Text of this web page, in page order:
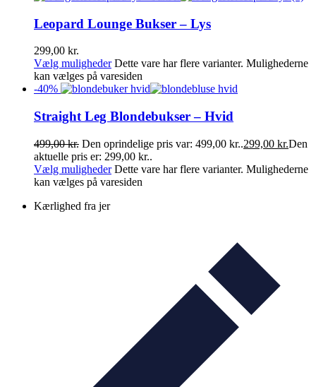
Leopard Lounge Bukser – Lys
299,00 kr.
Vælg muligheder Dette vare har flere varianter. Mulighederne
kan vælges på varesiden
-40%
Straight Leg Blondebukser – Hvid
499,00kr. Den oprindelige pris var: 499,00 kr..299,00 kr.Den
aktuelle pris er: 299,00 kr..
Vælg muligheder Dette vare har flere varianter. Mulighederne
kan vælges på varesiden
Kærlighed fra jer